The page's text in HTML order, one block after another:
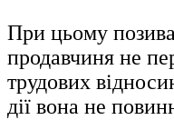
При цьому
продавчиня не
трудових
дії вона не